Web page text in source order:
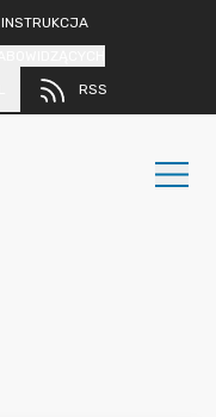
INSTRUKCJA
RSS